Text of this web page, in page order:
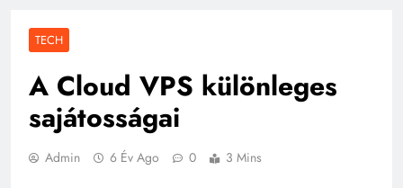
TECH
A Cloud VPS különleges
sajátosságai
Admin 6 Év Ago 0 3 Mins